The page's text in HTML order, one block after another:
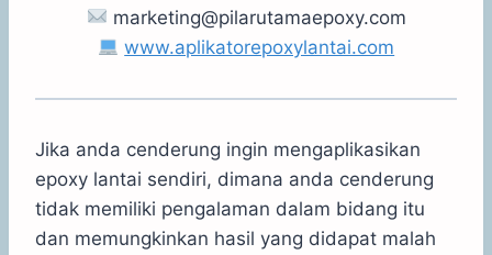
marketing@pilarutamaepoxy.com
www.aplikatorepoxylantai.com
Jika anda cenderung ingin mengaplikasikan
epoxy lantai sendiri, dimana anda cenderung
tidak memiliki pengalaman dalam bidang itu
dan memungkinkan hasil yang didapat malah